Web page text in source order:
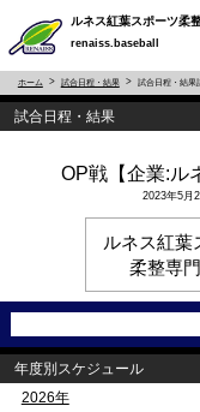
ルネス紅葉スポー
renaiss.baseball
ホーム 試合日程・結果 試合日程・結果
試合日程・結果
OP戦【企業:ル
2023年5月
ルネス紅葉
柔整専
年度別スケジュール
2026年